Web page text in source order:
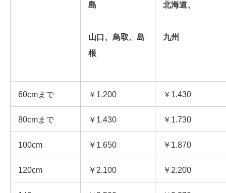
島
山口、鳥取、島
根
北海道、
九州
60cmまで ￥1.200 ￥1.430
80cmまで ￥1.430 ￥1.730
100cm ￥1.650 ￥1.870
120cm ￥2.100 ￥2.200